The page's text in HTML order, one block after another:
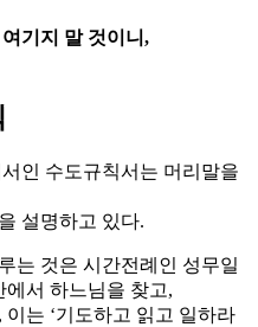
기지 말 것이니,
인 수도규칙서는 머리말을
설명하고 있다.
는 것은 시간전례인 성무일
에서 하느님을 찾고,
는 ‘기도하고 읽고 일하라